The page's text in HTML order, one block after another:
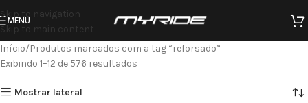
Skip to navigation
Skip to main content
MENU
Início Produtos marcados com a tag “reforsado”
Exibindo 1–12 de 576 resultados
Mostrar lateral